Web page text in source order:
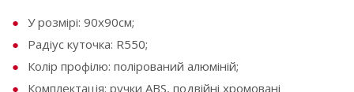
У розмірі: 90х90см;
Радіус куточка: R550;
Колір профілю: полірований алюміній;
Комплектація: ручки ABS, подвійні хромовані